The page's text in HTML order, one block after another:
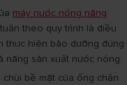
máy nước nóng năng
theo quy trình là điều
thực hiện bảo dưỡng đúng
năng sản xuất nước nóng:
chùi bề mặt của ống chân